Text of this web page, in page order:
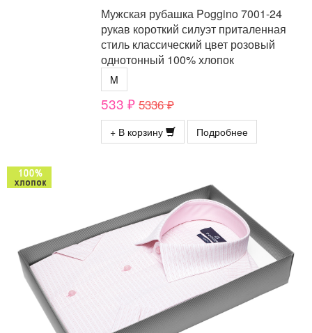
Мужская рубашка Poggino 7001-24
рукав короткий силуэт приталенная
стиль классический цвет розовый
однотонный 100% хлопок
M
533 ₽ 5336 ₽
+ В корзину Подробнее